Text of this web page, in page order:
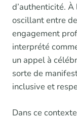
d’authenticité.
oscillant entre
engagement
interprété
un appel à
sorte de
inclusive et
Dans ce